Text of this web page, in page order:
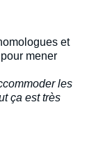
et
mener
les
ça est très